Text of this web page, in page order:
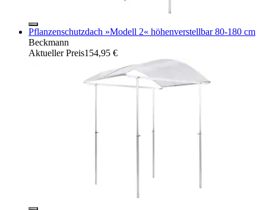
Pflanzenschutzdach »Modell 2« höhenverstellbar 80-180 cm
Beckmann
Aktueller Preis154,95 €